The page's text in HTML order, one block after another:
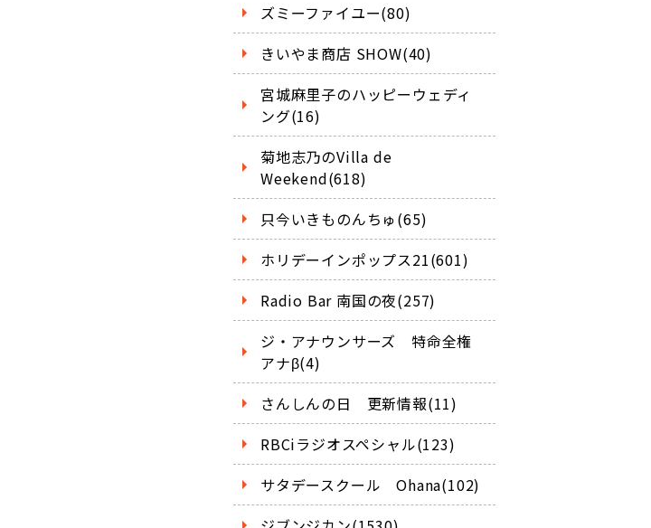
ズミーファイユー(80)
きいやま商店 SHOW(40)
宮城麻里子のハッピーウェディ
ング(16)
菊地志乃のVilla de
Weekend(618)
只今いきものんちゅ(65)
ホリデーインポップス21(601)
Radio Bar 南国の夜(257)
ジ・アナウンサーズ 特命全権
アナβ(4)
さんしんの日 更新情報(11)
RBCiラジオスペシャル(123)
サタデースクール Ohana(102)